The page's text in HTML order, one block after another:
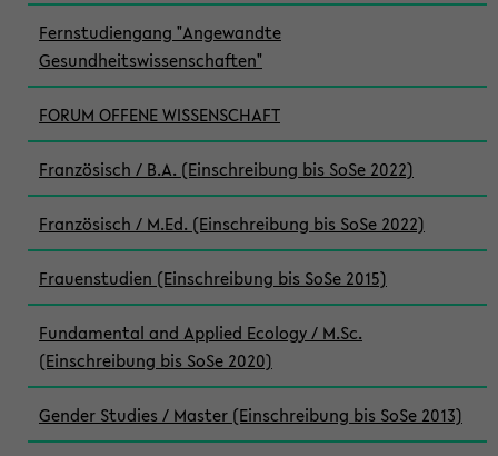
Fernstudiengang "Angewandte
Gesundheitswissenschaften"
FORUM OFFENE WISSENSCHAFT
Französisch / B.A. (Einschreibung bis SoSe 2022)
Französisch / M.Ed. (Einschreibung bis SoSe 2022)
Frauenstudien (Einschreibung bis SoSe 2015)
Fundamental and Applied Ecology / M.Sc.
(Einschreibung bis SoSe 2020)
Gender Studies / Master (Einschreibung bis SoSe 2013)